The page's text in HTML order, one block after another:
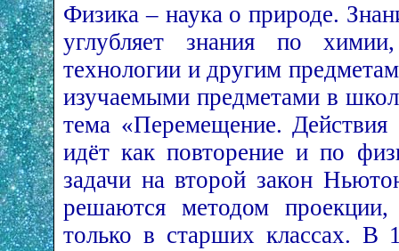
Физика – наука о природе.
углубляет знания по
технологии и другим
изучаемыми предметами в
тема «Перемещение.
идёт как повторение и по
задачи на второй закон
решаются методом
только в старших классах. В